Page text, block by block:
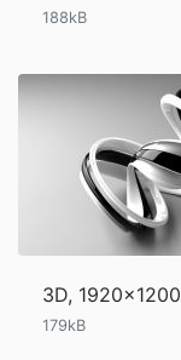
188kB
3D, 1920x1200
179kB